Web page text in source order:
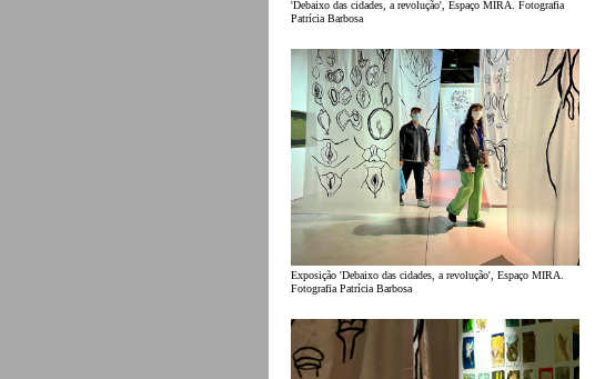
'Debaixo das cidades, a revolução', Espaço MIRA. Fotografia
Patrícia Barbosa
Exposição 'Debaixo das cidades, a revolução', Espaço MIRA.
Fotografia Patrícia Barbosa